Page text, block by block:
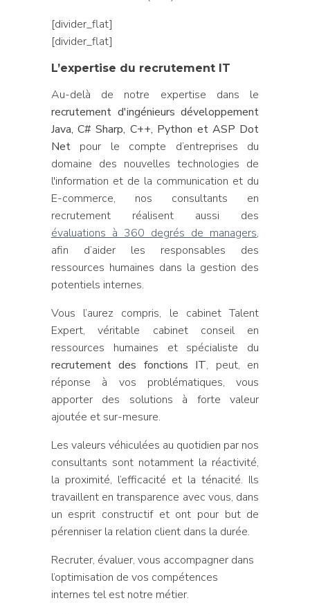
[divider_flat]
[divider_flat]
L’expertise du recrutement IT
Au-delà de notre expertise dans le
recrutement d'ingénieurs développement
Java, C# Sharp, C++, Python et ASP Dot
Net pour le compte d’entreprises du
domaine des nouvelles technologies de
l'information et de la communication et du
E-commerce, nos consultants en
recrutement réalisent aussi des
évaluations à 360 degrés de managers,
afin d’aider les responsables des
ressources humaines dans la gestion des
potentiels internes.
Vous l’aurez compris, le cabinet Talent
Expert, véritable cabinet conseil en
ressources humaines et spécialiste du
recrutement des fonctions IT, peut, en
réponse à vos problématiques, vous
apporter des solutions à forte valeur
ajoutée et sur-mesure.
Les valeurs véhiculées au quotidien par nos
consultants sont notamment la réactivité,
la proximité, l’efficacité et la ténacité. Ils
travaillent en transparence avec vous, dans
un esprit constructif et ont pour but de
pérenniser la relation client dans la durée.
Recruter, évaluer, vous accompagner dans
l’optimisation de vos compétences
internes tel est notre métier.